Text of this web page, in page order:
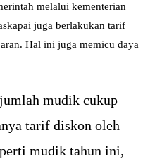
melalui kementerian
juga berlakukan tarif
Hal ini juga memicu daya
mudik cukup
tarif diskon oleh
mudik tahun ini,